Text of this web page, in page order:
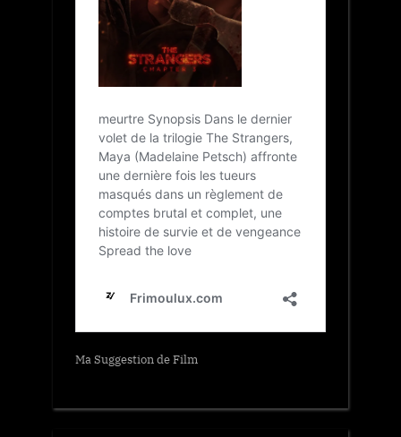
Ma Suggestion de Film